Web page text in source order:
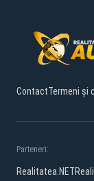
ContactTermeni și
Parteneri:
Realitatea.NET